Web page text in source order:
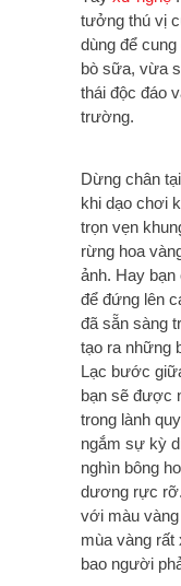
tưởng thú vị
dùng để
bò sữa, vừa
thái độc đáo
trường.
Dừng chân
khi dạo chơi
trọn vẹn
rừng hoa
ảnh. Hay bạn
để đứng lên
đã sẵn sàng
tạo ra những
Lạc bước
bạn sẽ được
trong lành
ngắm sự kỳ
nghìn bông
dương rực
với màu
mùa vàng rất
bao người